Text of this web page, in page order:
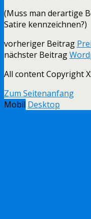
(Muss man derartige
Satire kennzeichnen?)
vorheriger Beitrag
nächster Beitrag
All content Copyright
Zum Seitenanfang
Mobil Desktop